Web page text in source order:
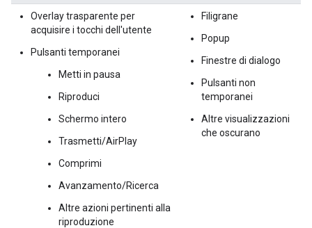
Overlay trasparente per
acquisire i tocchi dell'utente
Pulsanti temporanei
Metti in pausa
Riproduci
Schermo intero
Trasmetti/AirPlay
Comprimi
Avanzamento/Ricerca
Altre azioni pertinenti alla
riproduzione
Filigrane
Popup
Finestre di dialogo
Pulsanti non
temporanei
Altre visualizzazioni
che oscurano